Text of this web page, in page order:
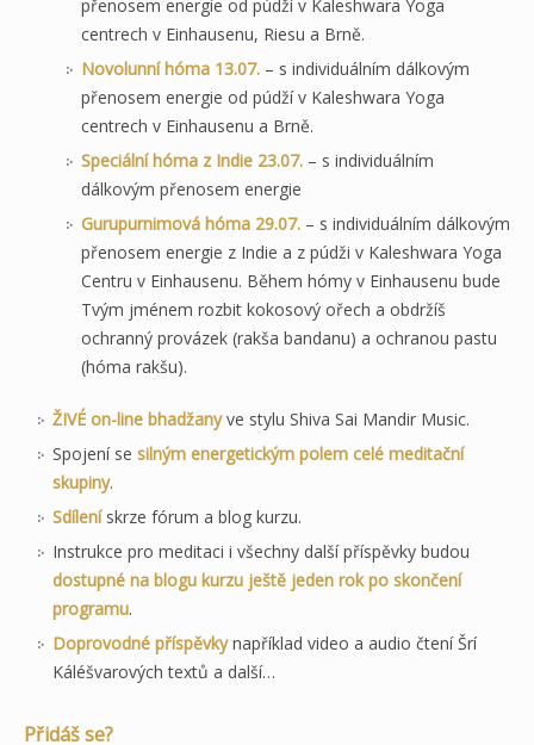
přenosem energie od púdží v Kaleshwara Yoga
centrech v Einhausenu, Riesu a Brně.
Novolunní hóma 13.07. – s individuálním dálkovým
přenosem energie od púdží v Kaleshwara Yoga
centrech v Einhausenu a Brně.
Speciální hóma z Indie 23.07. – s individuálním
dálkovým přenosem energie
Gurupurnimová hóma 29.07. – s individuálním dálkovým
přenosem energie z Indie a z púdži v Kaleshwara Yoga
Centru v Einhausenu. Během hómy v Einhausenu bude
Tvým jménem rozbit kokosový ořech a obdržíš
ochranný provázek (rakša bandanu) a ochranou pastu
(hóma rakšu).
ŽIVÉ on-line bhadžanyve stylu Shiva Sai Mandir Music.
Spojení se silným energetickým polem celé meditační
skupiny.
Sdílenískrze fórum a blog kurzu.
Instrukce pro meditaci i všechny další příspěvky budou
dostupné na blogu kurzu ještě jeden rok po skončení
programu.
Doprovodné příspěvkynapříklad video a audio čtení Šrí
Káléšvarových textů a další…
Přidáš se?